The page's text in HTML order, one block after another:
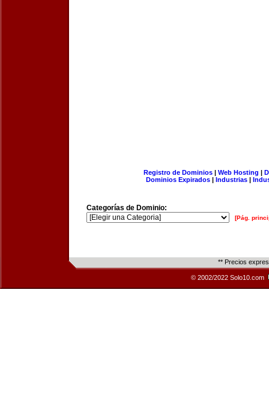
Registro de Dominios| Web Hosting |
Dominios Expirados | Industrias |
Categorías de Dominio:
[Pág.
** Precios
© 2002/2022 Solo10.com